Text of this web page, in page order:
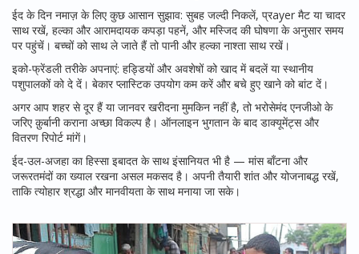
ईद के दिन नमाज़ के लिए कुछ आसान सुझाव: सुबह जल्दी निकलें, प्रayer मैट या चादर
साथ रखें, हल्का और आरामदायक कपड़ा पहनें, और मस्जिद की घोषणा के अनुसार समय
पर पहुंचें। बच्चों को साथ ले जाते हैं तो पानी और हल्का नाश्ता साथ रखें।
इको-फ्रेंडली तरीके अपनाएं: हड्डियों और अवशेषों को खाद में बदलें या स्थानीय
पशुपालकों को दे दें। बेकार प्लास्टिक उपयोग कम करें और बचे हुए खाने को बांट दें।
अगर आप शहर से दूर हैं या जानवर खरीदना मुमकिन नहीं है, तो भरोसेमंद एनजीओ के
जरिए क़ुर्बानी कराना अच्छा विकल्प है। ऑनलाइन भुगतान के बाद डाक्यूमेंट्स और
वितरण रिपोर्ट मांगें।
ईद-उल-अजहा का हिस्सा इबादत के साथ इंसानियत भी है — मांस बाँटना और
जरूरतमंदों का ख्याल रखना असल मकसद है। अपनी तैयारी शांत और योजनाबद्ध रखें,
ताकि त्योहार श्रद्धा और मानवीयता के साथ मनाया जा सके।